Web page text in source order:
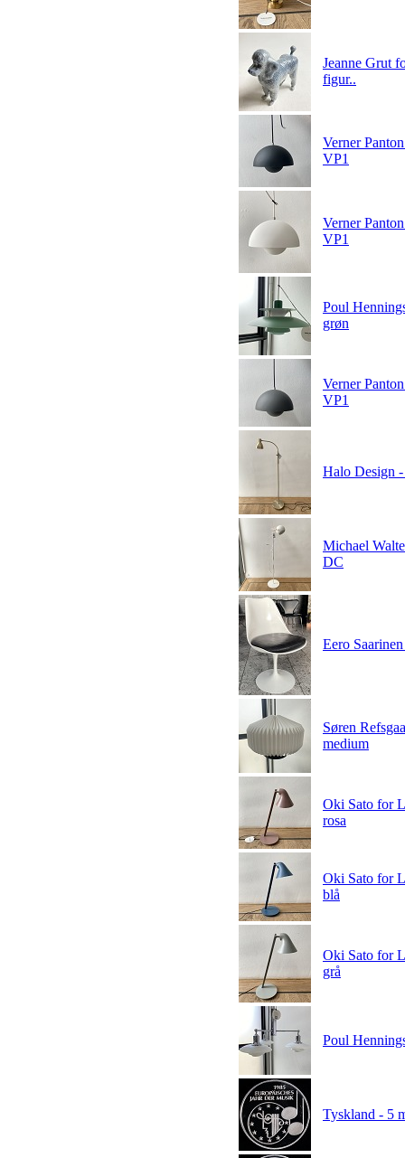
Jeanne Grut
figur..
Verner
VP1
Verner
VP1
Poul
grøn
Verner
VP1
Halo Design -
Michael
DC
Eero
Søren
medium
Oki Sato for
rosa
Oki Sato for
blå
Oki Sato for
grå
Poul
Tyskland - 5